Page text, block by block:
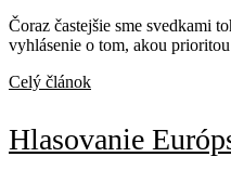
Čoraz častejšie sme svedkami
vyhlásenie o tom, akou
Celý článok
Hlasovanie